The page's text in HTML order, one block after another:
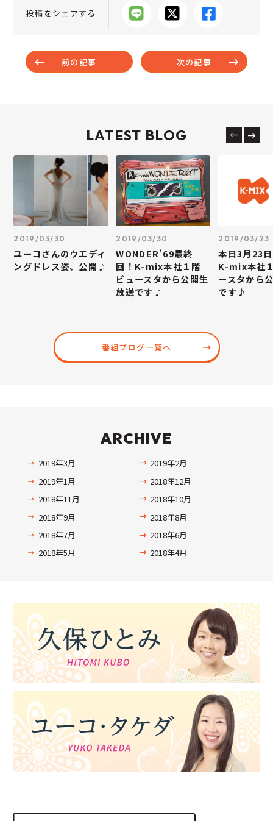
投稿をシェアする
前の記事 次の記事
LATEST BLOG
2019/03/30
ユーコさんのウエディ
ングドレス姿、公開♪
2019/03/30
WONDER’69最終
回！K-mix本社１階
ビュースタから公開生
放送です♪
2019/03/23
本日3月23
K-mix本社
ースタから
です♪
番組ブログ一覧へ
ARCHIVE
2019年3月
2019年2月
2019年1月
2018年12月
2018年11月
2018年10月
2018年9月
2018年8月
2018年7月
2018年6月
2018年5月
2018年4月